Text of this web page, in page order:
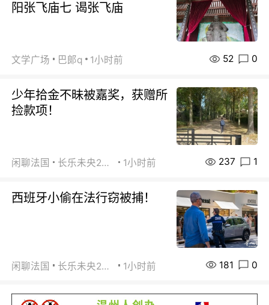
阳张飞庙七 谒张飞庙
文学广场 巴郞q 1小时前 52 0
少年拾金不昧被嘉奖，获赠所
捡款项！
闲聊法国 长乐未央2015 1小时前 237 1
西班牙小偷在法行窃被捕！
闲聊法国 长乐未央2015 1小时前 181 0